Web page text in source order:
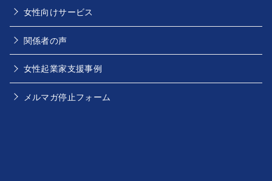
女性向けサービス
関係者の声
女性起業家支援事例
メルマガ停止フォーム